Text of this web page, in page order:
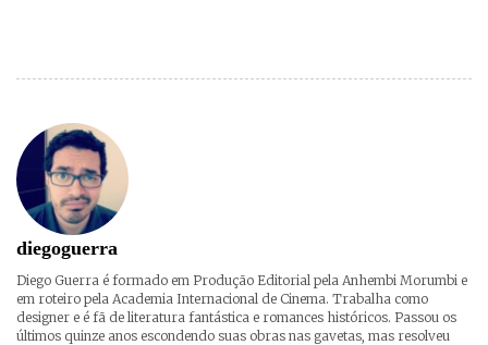
diegoguerra
Diego Guerra é formado em Produção Editorial pela Anhembi Morumbi e
em roteiro pela Academia Internacional de Cinema. Trabalha como
designer e é fã de literatura fantástica e romances históricos. Passou os
últimos quinze anos escondendo suas obras nas gavetas, mas resolveu